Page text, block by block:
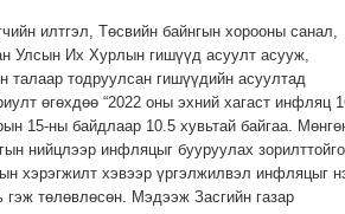
илтгэл, Төсвийн байнгын хорооны санал,
Улсын Их Хурлын гишүүд асуулт асууж,
талаар тодруулсан гишүүдийн асуултад
өгөхдөө “2022 оны эхний хагаст инфляц
15-ны байдлаар 10.5 хувьтай байгаа.
нийцлээр инфляцыг бууруулах
хэрэгжилт хэвээр үргэлжилвэл инфляцыг
гэж төлөвлөсөн. Мэдээж Засгийн газар